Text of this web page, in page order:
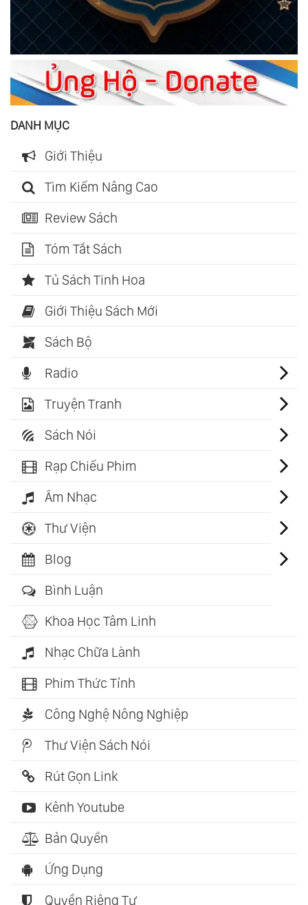
DANH MỤC
Giới Thiệu
Tìm Kiếm Nâng Cao
Review Sách
Tóm Tắt Sách
Tủ Sách Tinh Hoa
Giới Thiệu Sách Mới
Sách Bộ
Radio
Truyện Tranh
Sách Nói
Rạp Chiếu Phim
Âm Nhạc
Thư Viện
Blog
Bình Luận
Khoa Học Tâm Linh
Nhạc Chữa Lành
Phim Thức Tỉnh
Công Nghệ Nông Nghiệp
Thư Viện Sách Nói
Rút Gọn Link
Kênh Youtube
Bản Quyền
Ứng Dụng
Quyền Riêng Tư